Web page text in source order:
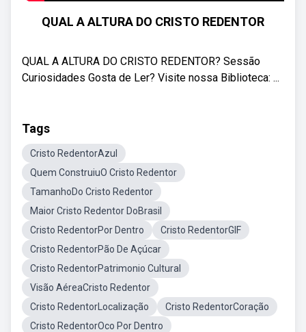
QUAL A ALTURA DO CRISTO REDENTOR
QUAL A ALTURA DO CRISTO REDENTOR? Sessão
Curiosidades Gosta de Ler? Visite nossa Biblioteca: ...
Tags
Cristo RedentorAzul
Quem ConstruiuO Cristo Redentor
TamanhoDo Cristo Redentor
Maior Cristo Redentor DoBrasil
Cristo RedentorPor Dentro
Cristo RedentorGIF
Cristo RedentorPão De Açúcar
Cristo RedentorPatrimonio Cultural
Visão AéreaCristo Redentor
Cristo RedentorLocalização
Cristo RedentorCoração
Cristo RedentorOco Por Dentro